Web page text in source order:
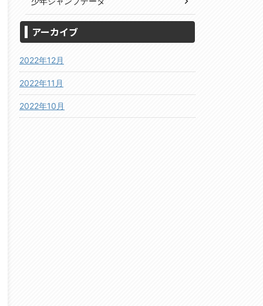
アーカイブ
2022年12月
2022年11月
2022年10月